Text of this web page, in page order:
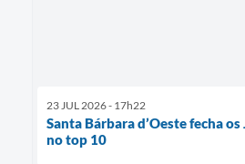
23 JUL 2026 - 17h22
Santa Bárbara d’Oeste fecha
no top 10